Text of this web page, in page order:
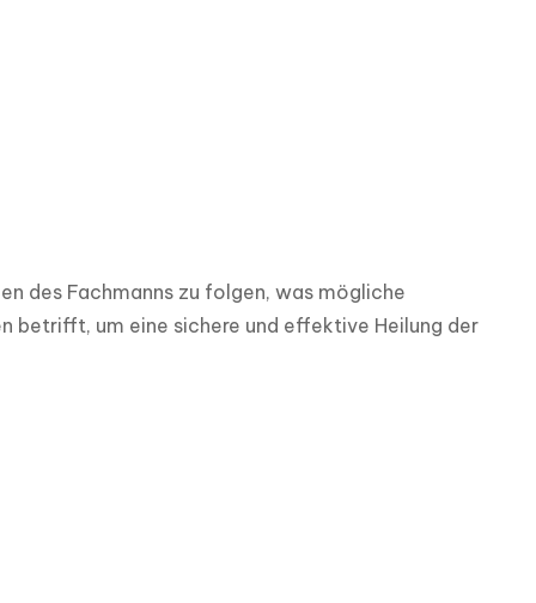
des Fachmanns zu folgen, was mögliche
betrifft, um eine sichere und effektive Heilung der